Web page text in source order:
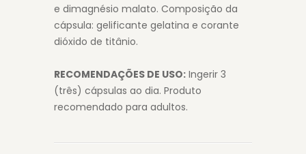
e dimagnésio malato. Composição da
cápsula: gelificante gelatina e corante
dióxido de titânio.
RECOMENDAÇÕES DE USO: Ingerir 3
(três) cápsulas ao dia. Produto
recomendado para adultos.